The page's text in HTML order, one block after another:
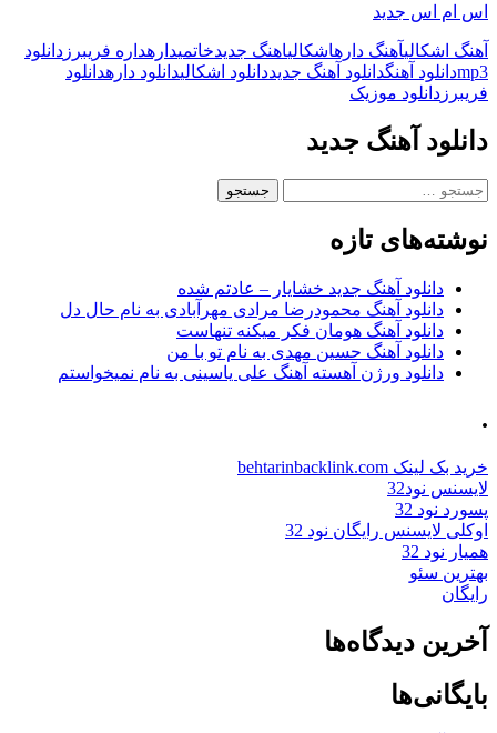
اس ام اس جدید
آهنگ اشکالیآهنگ دارهاشکالیاهنگ جدیدخاتمیدارهداره فریبرز دانلود
mp3دانلود آهنگدانلود آهنگ جدیددانلود اشکالیدانلود دارهدانلود
فریبرز دانلود موزیک
دانلود آهنگ جدید
جستجو
نوشته‌های تازه
دانلود آهنگ جدید خشایار – عادتم شده
دانلود آهنگ محمودرضا مرادی مهرآبادی به نام حال دل
دانلود آهنگ هومان فکر میکنه تنهاست
دانلود آهنگ حسین مهدی به نام تو با من
دانلود ورژن آهسته آهنگ علی یاسینی به نام نمیخواستم
.
خرید بک لینک behtarinbacklink.com
لایسنس نود32
پسورد نود 32
اوکلی لایسنس رایگان نود 32
همیار نود 32
بهترین سئو
رایگان
آخرین دیدگاه‌ها
بایگانی‌ها